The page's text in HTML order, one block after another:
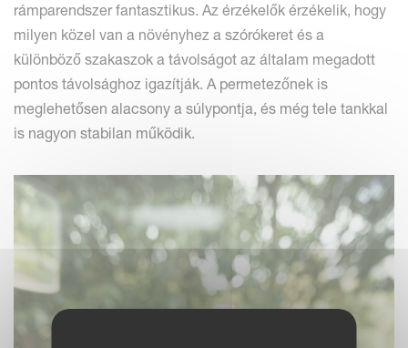
rámparendszer fantasztikus. Az érzékelők érzékelik, hogy
milyen közel van a növényhez a szórókeret és a
különböző szakaszok a távolságot az általam megadott
pontos távolsághoz igazítják. A permetezőnek is
meglehetősen alacsony a súlypontja, és még tele tankkal
is nagyon stabilan működik.